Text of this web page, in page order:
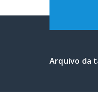
Arquivo da